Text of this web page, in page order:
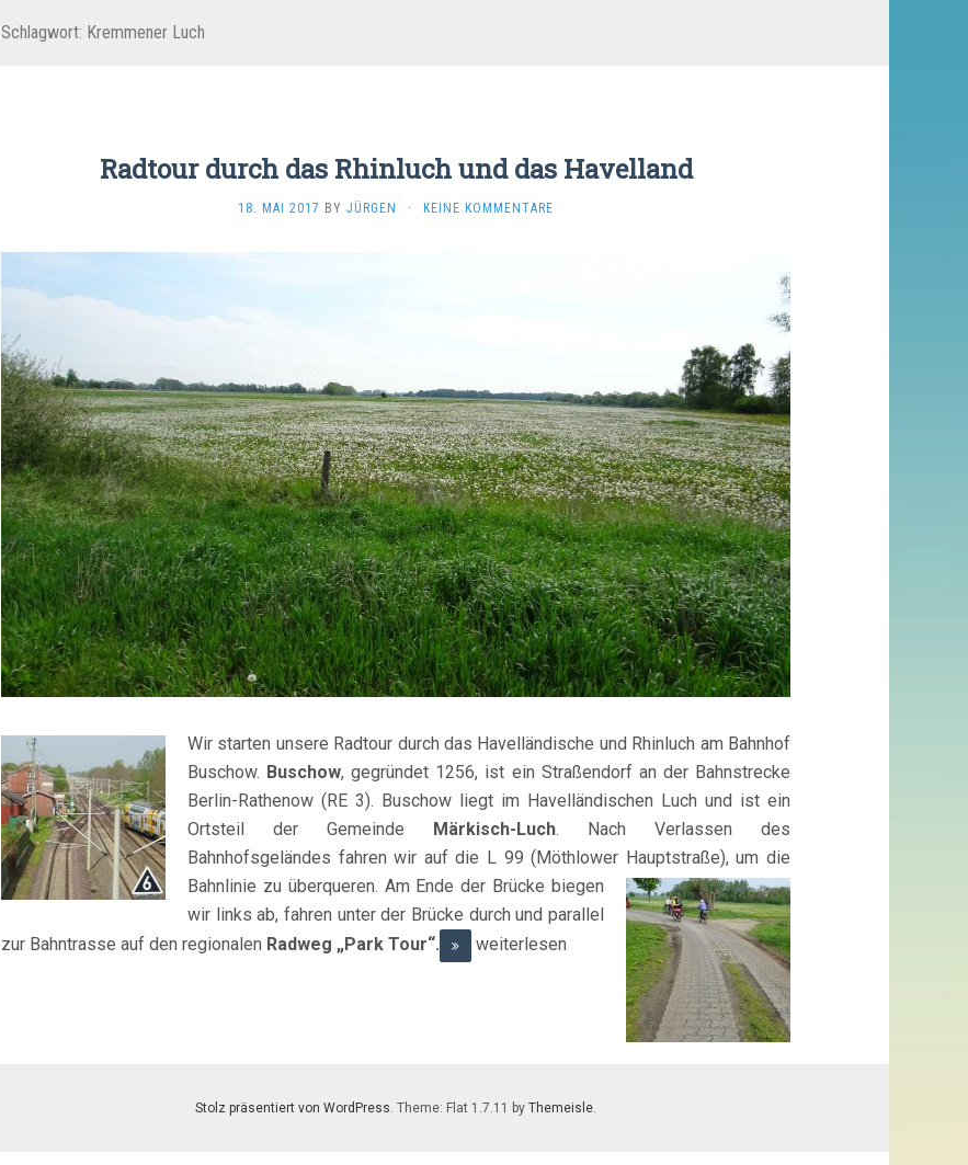
Schlagwort: Kremmener Luch
Radtour durch das Rhinluch und das Havelland
18. MAI 2017 BY JÜRGEN · KEINE KOMMENTARE
Wir starten unsere Radtour durch das Havelländische und Rhinluch am Bahnhof
Buschow. Buschow, gegründet 1256, ist ein Straßendorf an der Bahnstrecke
Berlin-Rathenow (RE 3). Buschow liegt im Havelländischen Luch und ist ein
Ortsteil der Gemeinde Märkisch-Luch. Nach Verlassen des
Bahnhofsgeländes fahren wir auf die L 99 (Möthlower Hauptstraße), um die
Bahnlinie zu überqueren. Am Ende der Brücke biegen
wir links ab, fahren unter der Brücke durch und parallel
zur Bahntrasse auf den regionalen Radweg „Park Tour“. weiterlesen
Stolz präsentiert von WordPress . Theme: Flat 1.7.11 by Themeisle